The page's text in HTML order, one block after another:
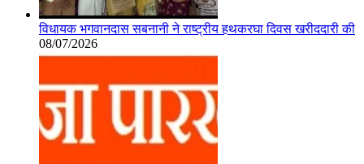
विधायक भगवानदास सबनानी ने राष्ट्रीय हथकरघा दिवस खरीददारी की
08/07/2026